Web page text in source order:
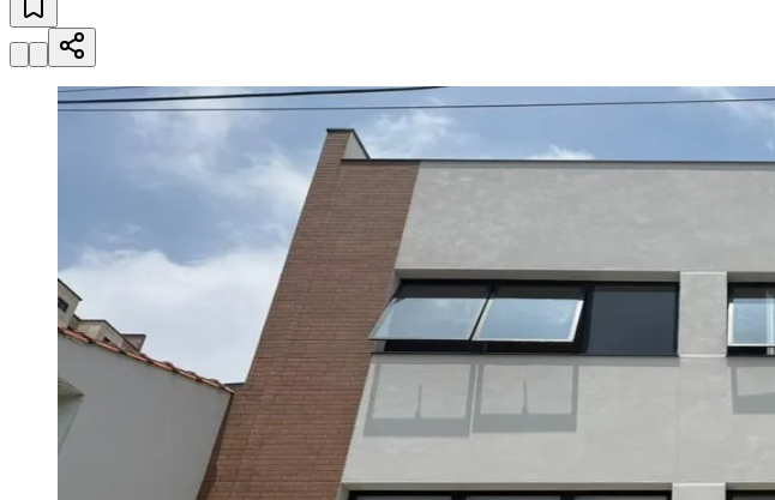
Selecione sua região
AldeiaAldeia da Serra
MilitarItapeviJandiraJardim AudirJardim BelvalJardim CalifórniaJardim dos AltosJardim dos
CristinaJardim Maria HelenaJardim MutingaJardim ParaísoJardim Paulista Jardim
Parque Imperial
Vila Engenho Novo Vila Márcia Vila Nossa Sra. da EscadaVila PortoVotupoca
Divulgar VagasNovo
Publicidade Legal
Negócios Regionais
Turismo
Segurança Regional
Hospitais Estaduais
Parques & Represas
Cidades da Região
OsascoCarapicuíba Jandira